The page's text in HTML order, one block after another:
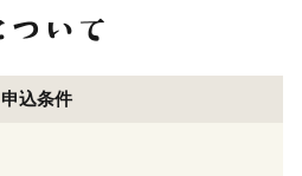
申込条件